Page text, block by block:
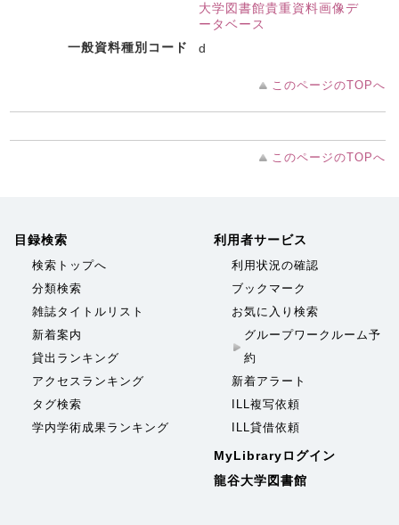
大学図書館貴重資料画像デ
ータベース
一般資料種別コード
d
このページのTOPへ
このページのTOPへ
目録検索
検索トップへ
分類検索
雑誌タイトルリスト
新着案内
貸出ランキング
アクセスランキング
タグ検索
学内学術成果ランキング
利用者サービス
利用状況の確認
ブックマーク
お気に入り検索
グループワークルーム予
約
新着アラート
ILL複写依頼
ILL貸借依頼
MyLibraryログイン
龍谷大学図書館